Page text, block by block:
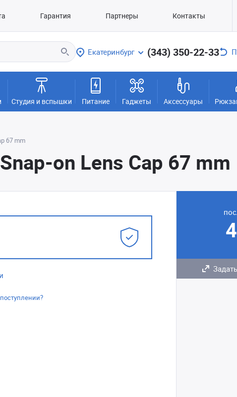
Гарантия Партнеры Контакты
Екатеринбург (343) 350-22-33
Студия и вспышки Питание Гаджеты Аксессуары
67 mm
on Lens Cap 67 mm